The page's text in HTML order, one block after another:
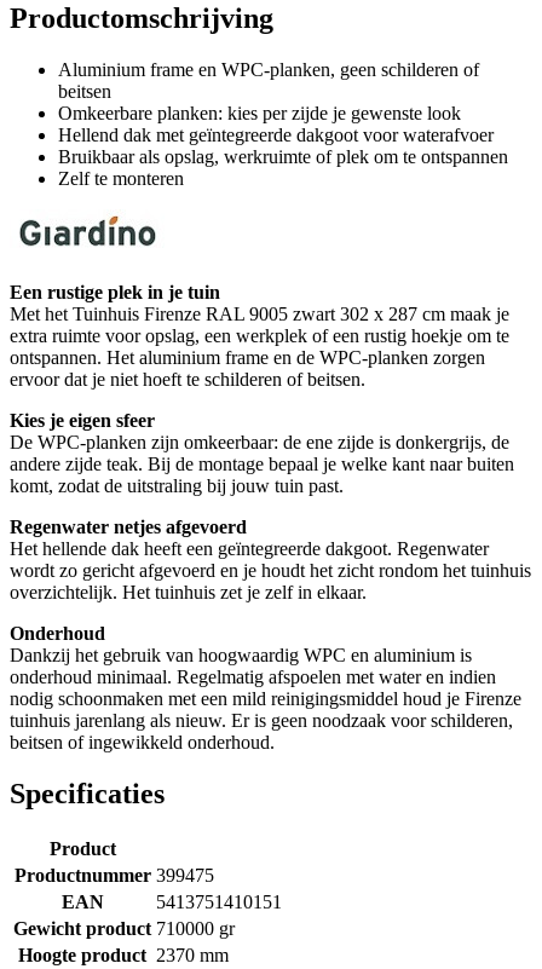
Productomschrijving
Aluminium frame en WPC-planken, geen schilderen of
beitsen
Omkeerbare planken: kies per zijde je gewenste look
Hellend dak met geïntegreerde dakgoot voor waterafvoer
Bruikbaar als opslag, werkruimte of plek om te ontspannen
Zelf te monteren
Een rustige plek in je tuin
Met het Tuinhuis Firenze RAL 9005 zwart 302 x 287 cm maak je
extra ruimte voor opslag, een werkplek of een rustig hoekje om te
ontspannen. Het aluminium frame en de WPC-planken zorgen
ervoor dat je niet hoeft te schilderen of beitsen.
Kies je eigen sfeer
De WPC-planken zijn omkeerbaar: de ene zijde is donkergrijs, de
andere zijde teak. Bij de montage bepaal je welke kant naar buiten
komt, zodat de uitstraling bij jouw tuin past.
Regenwater netjes afgevoerd
Het hellende dak heeft een geïntegreerde dakgoot. Regenwater
wordt zo gericht afgevoerd en je houdt het zicht rondom het tuinhuis
overzichtelijk. Het tuinhuis zet je zelf in elkaar.
Onderhoud
Dankzij het gebruik van hoogwaardig WPC en aluminium is
onderhoud minimaal. Regelmatig afspoelen met water en indien
nodig schoonmaken met een mild reinigingsmiddel houd je Firenze
tuinhuis jarenlang als nieuw. Er is geen noodzaak voor schilderen,
beitsen of ingewikkeld onderhoud.
Specificaties
Product
Productnummer 399475
EAN
5413751410151
Gewicht product 710000 gr
Hoogte product 2370 mm